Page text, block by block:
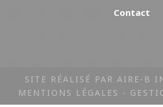
Contact
SITE RÉALISÉ PAR AIRE-B
MENTIONS LÉGALES -